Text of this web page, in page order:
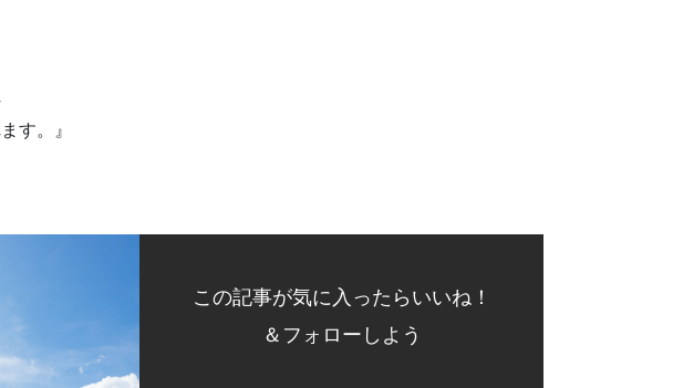
す。』
この記事が気に入ったらいいね！
＆フォローしよう